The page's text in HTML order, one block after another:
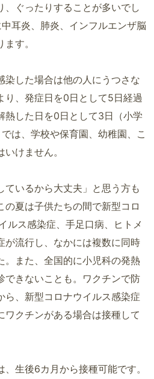
、ぐったりすることが多いでし
耳炎、肺炎、インフルエンザ脳
す。
染した場合は他の人にうつさな
り、発症日を0日として5日経過
熱した日を0日として3日（小学
は、学校や保育園、幼稚園、こ
けません。
ているから大丈夫」と思う方も
の夏は子供たちの間で新型コロ
ルス感染症、手足口病、ヒトメ
が流行し、なかには複数に同時
。また、全国的に小児科の発熱
できないことも。ワクチンで防
ら、新型コロナウイルス感染症
ワクチンがある場合は接種して
生後6カ月から接種可能です。